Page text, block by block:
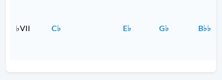
♭VII C♭ E♭ G♭ B♭♭